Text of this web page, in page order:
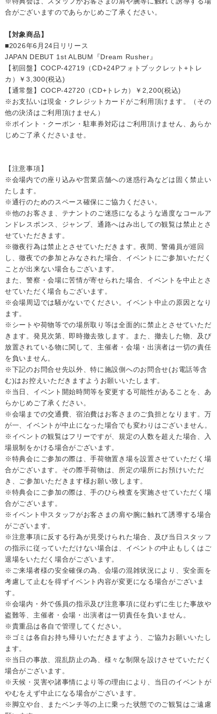
合がございますのであらかじめご了承ください。
【対象商品】
■2026年6月24日リリース
JAPAN DEBUT 1st ALBUM『Dream Rusher』
【初回盤】COCP-42719（CD+24Pフォトブックレット+トレ
カ）￥3,300(税込)
【通常盤】COCP-42720（CD+トレカ）￥2,200(税込)
※お支払いは現金・クレジットカードがご利用頂けます。（その
他の決済はご利用頂けません）
※ポイント・クーポン・駐車券対応はご利用頂けません、あらか
じめご了承くださいませ。
【注意事項】
※会場内での座り込みや営業店舗への迷惑行為などは固く禁止い
たします。
※通行のためのスペース確保にご協力ください。
※他のお客さま、テナントのご迷惑になるような過度なコールア
ンドレスポンス、ジャンプ、通路へはみ出しての観覧は禁止とさ
せていただきます。
※徹夜行為は禁止とさせていただきます。夜間、警備員が巡回
し、徹夜での参加とみなされた場合、イベントにご参加いただく
ことが出来ない場合もございます。
また、警察・会場に苦情が寄せられた場合、イベントを中止とさ
せていただく場合もございます。
※会場周辺では騒がないでください。イベント中止の原因となり
ます。
※シートや荷物等での場所取り等は全面的に禁止とさせていただ
きます。発見次第、即時撤去致します。また、撤去した物、及び
放置されている物に関して、主催者・会場・出演者は一切の責任
を負いません。
※下記のお問合せ先以外、特に施設側へのお問合せ(お電話等含
む)はお控えいただきますようお願いいたします。
※当日、イベント開始時間等を変更する可能性があることを、あ
らかじめご了承ください。
※会場までの交通費、宿泊費はお客さまのご負担となります。万
が一、イベントが中止になった場合でも変わりはございません。
※イベントの観覧はフリーですが、規定の人数を超えた場合、入
場規制をかける場合がございます。
※特典会にご参加の際は、手荷物置き場を設置させていただく場
合がございます。その際手荷物は、所定の場所にお預けいただ
き、ご参加いただきます様お願い致します。
※特典会にご参加の際は、手のひら検査を実施させていただく場
合がございます。
※イベント中スタッフがお客さまの肩や腕に触れて誘導する場合
がございます。
※注意事項に反する行為が見受けられた場合、及び当日スタッフ
の指示に従っていただけない場合は、イベントの中止もしくはご
退場をいただく場合がございます。
※ご来場者様の安全確保の為、会場の混雑状況により、安全面を
考慮して止むを得ずイベント内容が変更になる場合がございま
す。
※会場内・外で係員の指示及び注意事項に従わずに生じた事故や
盗難等、主催者・会場・出演者は一切責任を負いません。
※貴重品は各自で管理してください。
※ゴミは各自お持ち帰りいただきますよう、ご協力お願いいたし
ます。
※当日の事故、混乱防止の為、様々な制限を設けさせていただく
場合がございます。
※天候・災害や諸事情により等の理由により、当日のイベントが
やむをえず中止になる場合がございます。
※脚立や台、またベンチ等の上に乗った状態でのご観覧はご遠慮